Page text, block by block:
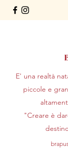
E' una realtà
piccole e
"Creare è